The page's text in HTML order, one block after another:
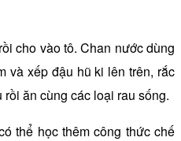
cho vào tô. Chan nước dùng
và xếp đậu hũ ki lên trên, rắc
ăn cùng các loại rau sống.
thể học thêm công thức chế